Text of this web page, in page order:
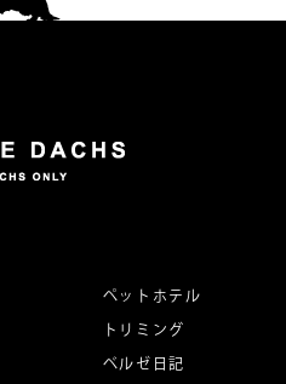
ペットホテル
トリミング
ベルゼ日記